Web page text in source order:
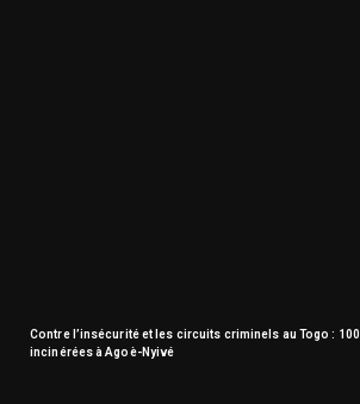
Contre l’insécurité et les circuits criminels au Togo :
incinérées à Agoè-Nyivé